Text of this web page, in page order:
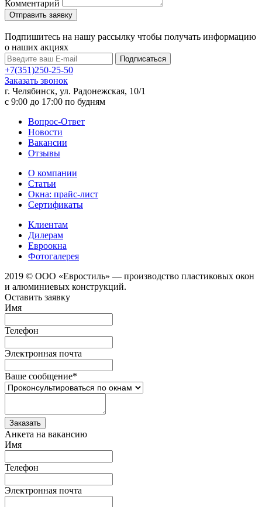
Комментарий
Подпишитесь на нашу рассылку чтобы получать информацию
о наших акциях
Подписаться
+7(351)250-25-50
Заказать звонок
г. Челябинск, ул. Радонежская, 10/1
c 9:00 до 17:00 по будням
Вопрос-Ответ
Новости
Вакансии
Отзывы
О компании
Статьи
Окна: прайс-лист
Сертификаты
Клиентам
Дилерам
Евроокна
Фотогалерея
2019 © ООО «Евростиль» — производство пластиковых окон
и алюминиевых конструкций.
Оставить заявку
Имя
Телефон
Электронная почта
Ваше сообщение*
Анкета на вакансию
Имя
Телефон
Электронная почта